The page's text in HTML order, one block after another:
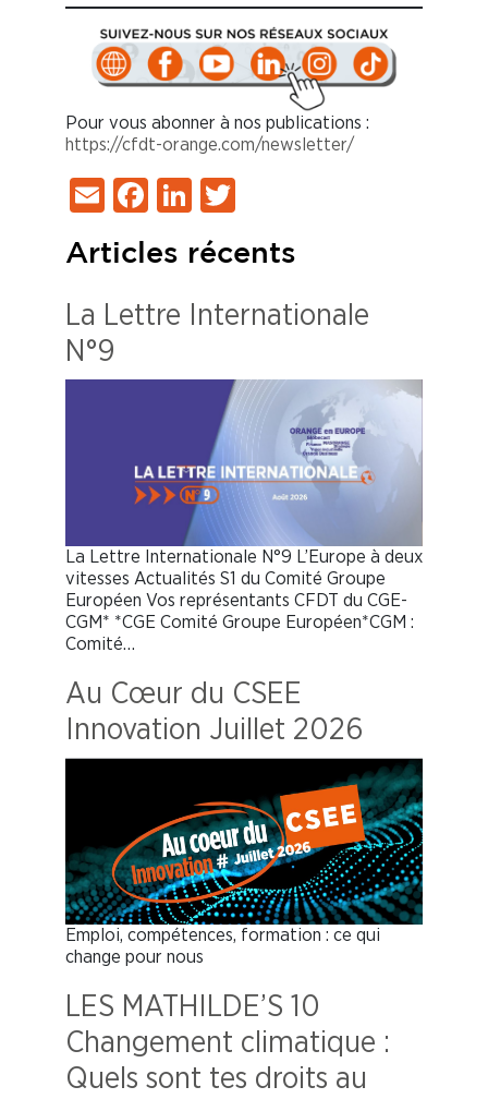
Pour vous abonner à nos publications :
https://cfdt-orange.com/newsletter/
EmailFacebook
LinkedIn
Articles récents
La Lettre Internationale
N°9
La Lettre Internationale N°9 L’Europe à deux
vitesses Actualités S1 du Comité Groupe
Européen Vos représentants CFDT du CGE-
CGM* *CGE Comité Groupe Européen*CGM :
Comité…
Au Cœur du CSEE
Innovation Juillet 2026
Emploi, compétences, formation : ce qui
change pour nous
LES MATHILDE’S 10
Changement climatique :
Quels sont tes droits au